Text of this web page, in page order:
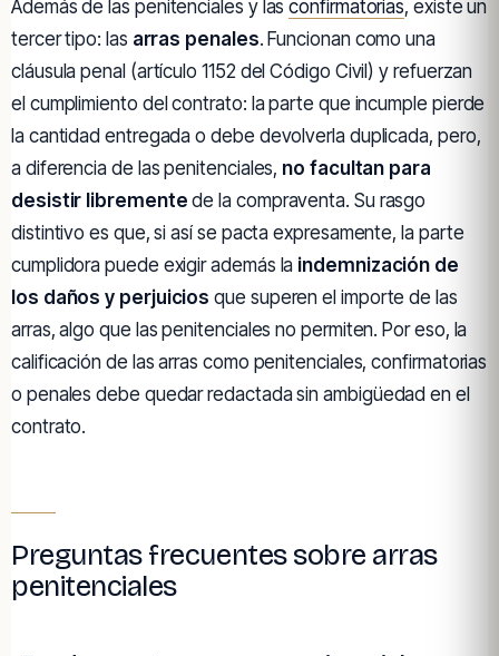
Además de las penitenciales y lasconfirmatorias, existe un
tercer tipo: las arras penales. Funcionan como una
cláusula penal (artículo 1152 del Código Civil) y refuerzan
el cumplimiento del contrato: la parte que incumple pierde
la cantidad entregada o debe devolverla duplicada, pero,
a diferencia de las penitenciales, no facultan para
desistir libremente de la compraventa. Su rasgo
distintivo es que, si así se pacta expresamente, la parte
cumplidora puede exigir además la indemnización de
los daños y perjuicios que superen el importe de las
arras, algo que las penitenciales no permiten. Por eso, la
calificación de las arras como penitenciales, confirmatorias
o penales debe quedar redactada sin ambigüedad en el
contrato.
Preguntas frecuentes sobre arras
penitenciales